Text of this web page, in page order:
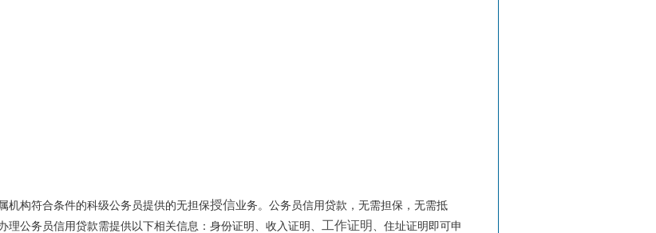
机构符合条件的科级公务员提供的无担保授信业务。公务员信用贷款，无需担保，无需抵
理公务员信用贷款需提供以下相关信息：身份证明、收入证明、 工作证明 、住址证明即可申